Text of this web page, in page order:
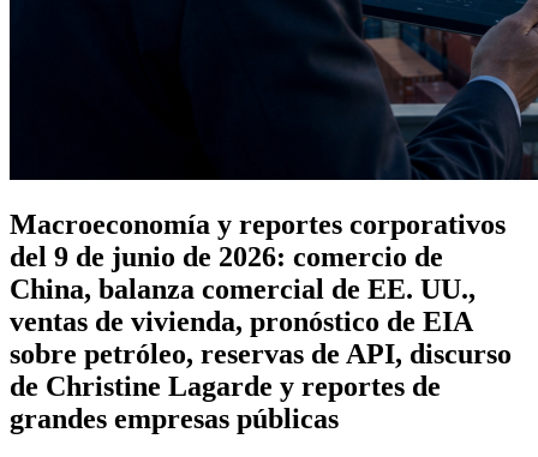
Macroeconomía y reportes corporativos
del 9 de junio de 2026: comercio de
China, balanza comercial de EE. UU.,
ventas de vivienda, pronóstico de EIA
sobre petróleo, reservas de API, discurso
de Christine Lagarde y reportes de
grandes empresas públicas